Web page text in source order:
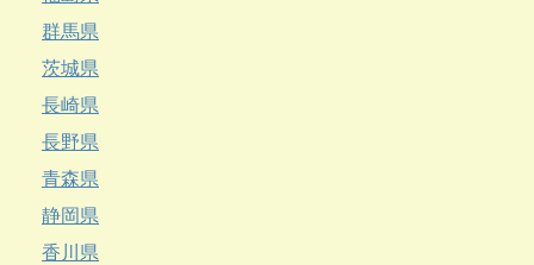
群馬県
茨城県
長崎県
長野県
青森県
静岡県
香川県